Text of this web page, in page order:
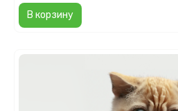
В корзину